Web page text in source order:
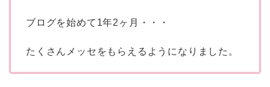
ブログを始めて1年2ヶ月・・・
たくさんメッセをもらえるようになりました。